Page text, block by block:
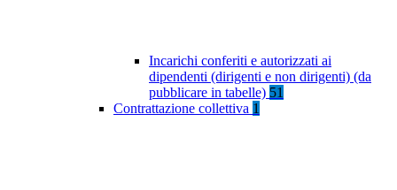
Incarichi conferiti e autorizzati ai
dipendenti (dirigenti e non dirigenti) (da
pubblicare in tabelle) 51
Contrattazione collettiva 1